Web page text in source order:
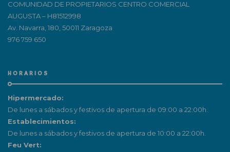
COMUNIDAD DE PROPIETARIOS CENTRO COMERCIAL
AUGUSTA – H81512998
Av. Navarra, 180, 50011 Zaragoza
976 759 650
HORARIOS
Hipermercado:
De lunes a sábados y festivos de apertura de 09:00 a 22:00h.
Establecimientos:
De lunes a sábados y festivos de apertura de 10:00 a 22:00h.
Feu Vert: